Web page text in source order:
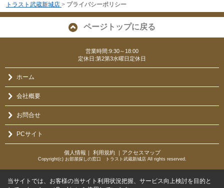
トラスト武蔵新城店 > プライバシーポリシー
ページトップに戻る
営業時間:9:30～18:00
定休日:第2第3水曜日定休日
ホーム
会社概要
お問合せ
PCサイト
個人情報 ｜ 利用規約｜ アクセスマップ
Copyright(c) お部屋探しの窓口 トラスト武蔵新城店 All rights reserved.
当サイトでは、お客様の当サイト利用状況把握、サービス向上検討を目的と